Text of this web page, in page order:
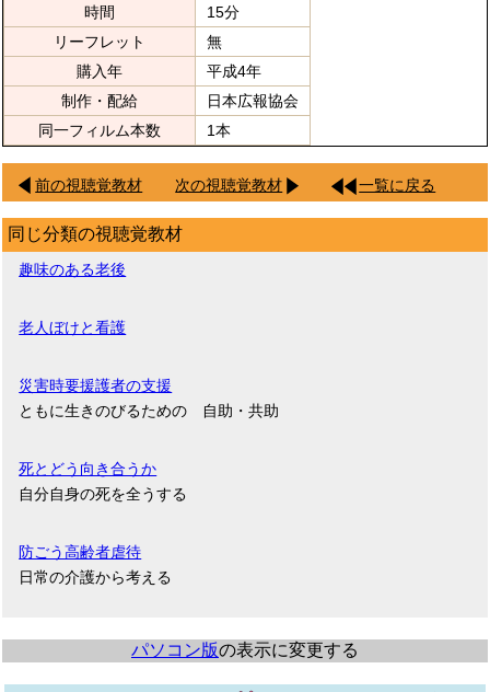
時間
15分
リーフレット
無
購入年
平成4年
制作・配給
日本広報協会
同一フィルム本数
1本
前の視聴覚教材 次の視聴覚教材 一覧に戻る
同じ分類の視聴覚教材
趣味のある老後
老人ぼけと看護
災害時要援護者の支援
ともに生きのびるための 自助・共助
死とどう向き合うか
自分自身の死を全うする
防ごう高齢者虐待
日常の介護から考える
パソコン版の表示に変更する